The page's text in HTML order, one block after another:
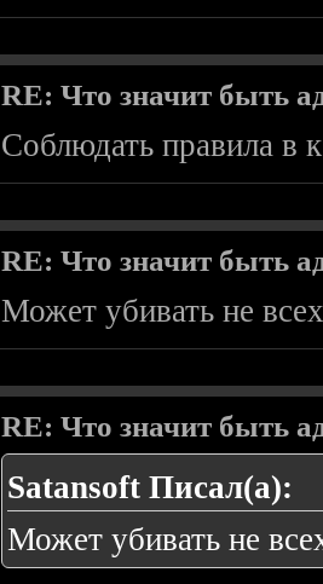
RE: Что значит быть
Соблюдать правила в
RE: Что значит быть
Может убивать не
RE: Что значит быть
Satansoft Писал(а):
Может убивать не